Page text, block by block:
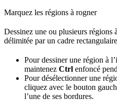
Marquez les régions à rogner
Dessinez une ou plusieurs régions
délimitée par un cadre
Pour dessiner une région à
maintenez Ctrl enfoncé
Pour désélectionner une
cliquez avec le bouton
l’une de ses bordures.